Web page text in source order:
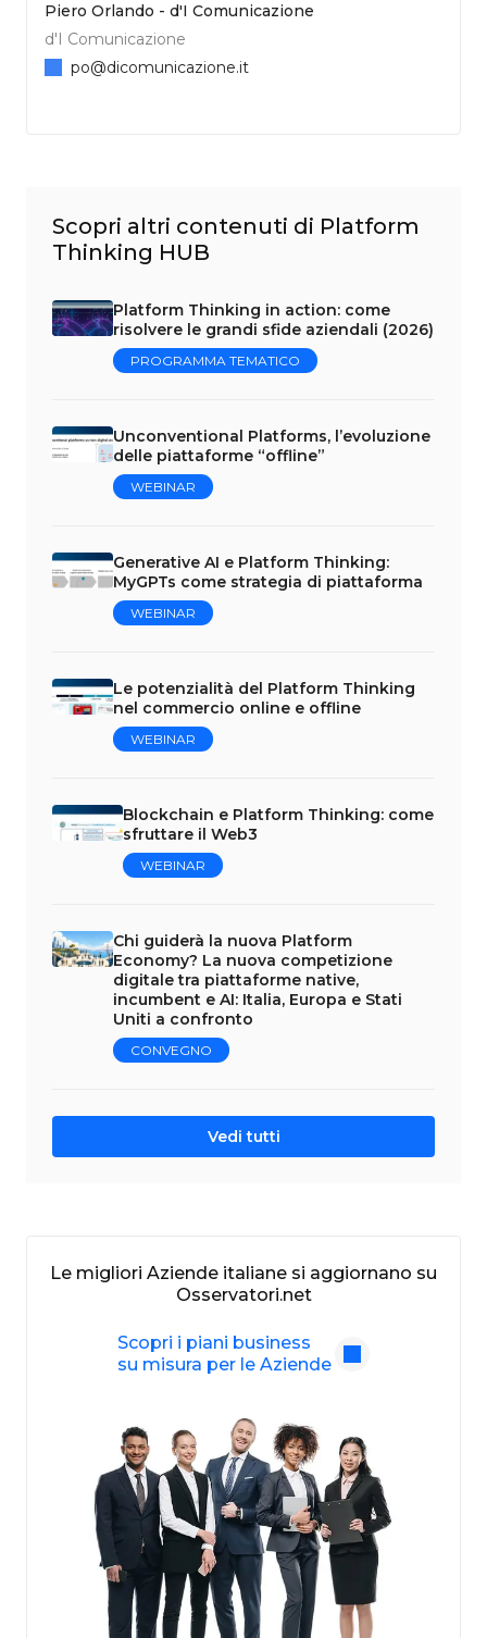
Piero Orlando - d'I Comunicazione
d'I Comunicazione
po@dicomunicazione.it
Scopri altri contenuti di Platform
Thinking HUB
Platform Thinking in action: come
risolvere le grandi sfide aziendali (2026)
PROGRAMMA TEMATICO
Unconventional Platforms, l’evoluzione
delle piattaforme “offline”
WEBINAR
Generative AI e Platform Thinking:
MyGPTs come strategia di piattaforma
WEBINAR
Le potenzialità del Platform Thinking
nel commercio online e offline
WEBINAR
Blockchain e Platform Thinking: come
sfruttare il Web3
WEBINAR
Chi guiderà la nuova Platform
Economy? La nuova competizione
digitale tra piattaforme native,
incumbent e AI: Italia, Europa e Stati
Uniti a confronto
CONVEGNO
Vedi tutti
Le migliori Aziende italiane si aggiornano su
Osservatori.net
Scopri i piani business
su misura per le Aziende